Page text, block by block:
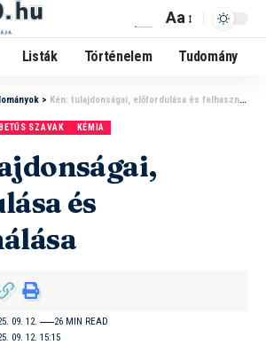
Aa
Listák Történelem Tudomány
> Kén: tulajdonságai, előfordulása és felhasználása
SZAVAK KÉMIA
és
09. 12. 15:15
09. 12. 26 MIN READ